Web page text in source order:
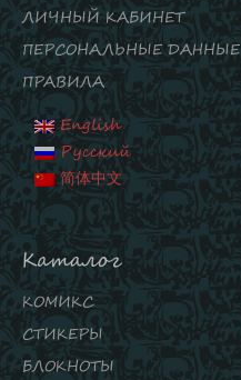
ЛИЧНЫЙ КАБИНЕТ
ПЕРСОНАЛЬНЫЕ ДАННЫЕ
ПРАВИЛА
English
Русский
简体中文
Каталог
КОМИКС
СТИКЕРЫ
БЛОКНОТЫ